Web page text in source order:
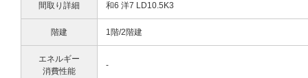
間取り詳細 和6 洋7 LD10.5K3
階建 1階/2階建
エネルギー
消費性能
-